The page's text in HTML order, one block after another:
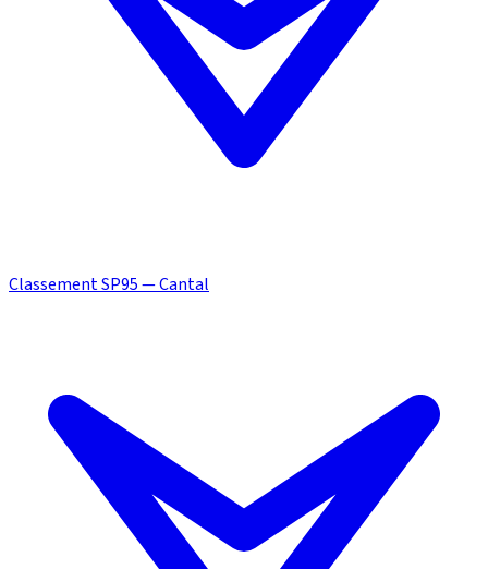
Classement SP95 — Cantal